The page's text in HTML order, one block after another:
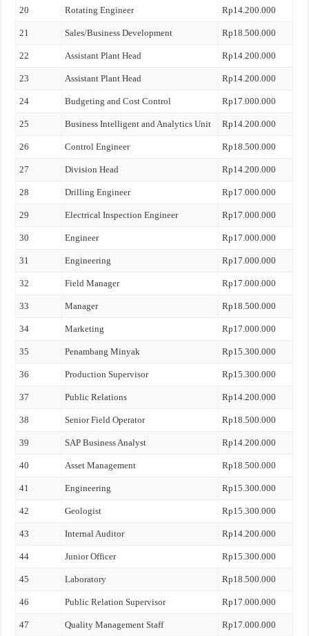
20 Rotating Engineer Rp14.200.000
21 Sales/Business Development Rp18.500.000
22 Assistant Plant Head Rp14.200.000
23 Assistant Plant Head Rp14.200.000
24 Budgeting and Cost Control Rp17.000.000
25 Business Intelligent and Analytics Unit Rp14.200.000
26 Control Engineer Rp18.500.000
27 Division Head Rp14.200.000
28 Drilling Engineer Rp17.000.000
29 Electrical Inspection Engineer Rp17.000.000
30 Engineer Rp17.000.000
31 Engineering Rp17.000.000
32 Field Manager Rp17.000.000
33 Manager Rp18.500.000
34 Marketing Rp17.000.000
35 Penambang Minyak Rp15.300.000
36 Production Supervisor Rp15.300.000
37 Public Relations Rp14.200.000
38 Senior Field Operator Rp18.500.000
39 SAP Business Analyst Rp14.200.000
40 Asset Management Rp18.500.000
41 Engineering Rp15.300.000
42 Geologist Rp15.300.000
43 Internal Auditor Rp14.200.000
44 Junior Officer Rp15.300.000
45 Laboratory Rp18.500.000
46 Public Relation Supervisor Rp17.000.000
47 Quality Management Staff Rp17.000.000